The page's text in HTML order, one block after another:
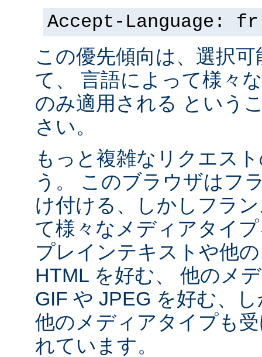
Accept-Language: fr
この優先傾向は、選択
て、 言語によって様々
のみ適用される という
さい。
もっと複雑なリクエス
う。 このブラウザはフ
け付ける、しかしフラ
て様々なメディアタイ
プレインテキストや他
HTML を好む、 他のメ
GIF や JPEG を好む、
他のメディアタイプも
れています。